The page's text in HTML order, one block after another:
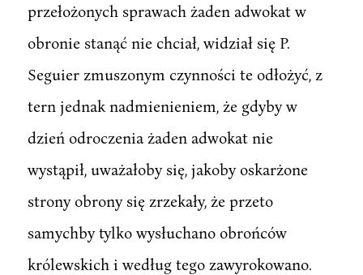
przełożonych sprawach żaden adwokat w
obronie stanąć nie chciał, widział się P.
Seguier zmuszonym czynności te odłożyć, z
tern jednak nadmienieniem, że gdyby w
dzień odroczenia żaden adwokat nie
wystąpił, uważałoby się, jakoby oskarżone
strony obrony się zrzekały, że przeto
samychby tylko wysłuchano obrońców
królewskich i według tego zawyrokowano.